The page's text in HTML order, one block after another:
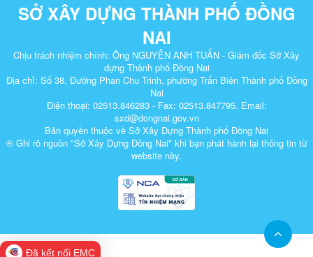
SỞ XÂY DỰNG THÀNH PHỐ ĐỒNG
NAI
Chịu trách nhiệm chính: Ông NGUYỄN ANH TUẤN - Giám đốc Sở Xây
dựng Thành phố Đồng Nai
Địa chỉ: Số 38, Đường Phan Chu Trinh, phường Trấn Biên Thành phố Đồng
Nai
Điện thoại: 02513.846283 - Fax: 02513.847795. Email:
sxd@dongnai.gov.vn
Bản quyền thuộc về Sở Xây Dựng Thành phố Đồng Nai
® Ghi rõ nguồn "Sở Xây Dựng Đồng Nai" khi bạn phát hành lại thông tin từ
website này.​
Đã kết nối EMC